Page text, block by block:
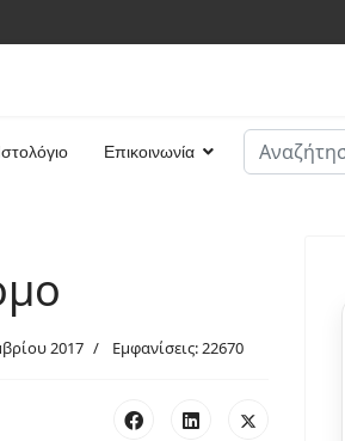
Επικοινωνία
Αναζήτηση
2017 Εμφανίσεις: 22670